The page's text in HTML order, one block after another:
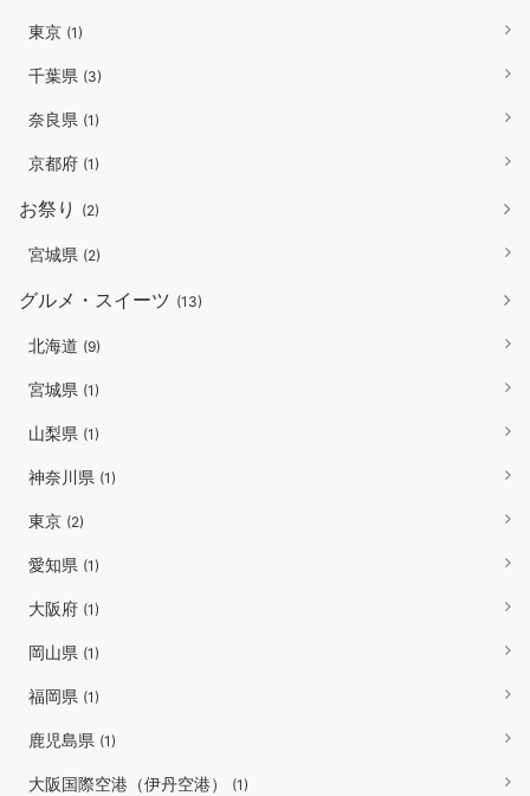
東京 (1)
千葉県 (3)
奈良県 (1)
京都府 (1)
お祭り (2)
宮城県 (2)
グルメ・スイーツ (13)
北海道 (9)
宮城県 (1)
山梨県 (1)
神奈川県 (1)
東京 (2)
愛知県 (1)
大阪府 (1)
岡山県 (1)
福岡県 (1)
鹿児島県 (1)
大阪国際空港（伊丹空港） (1)